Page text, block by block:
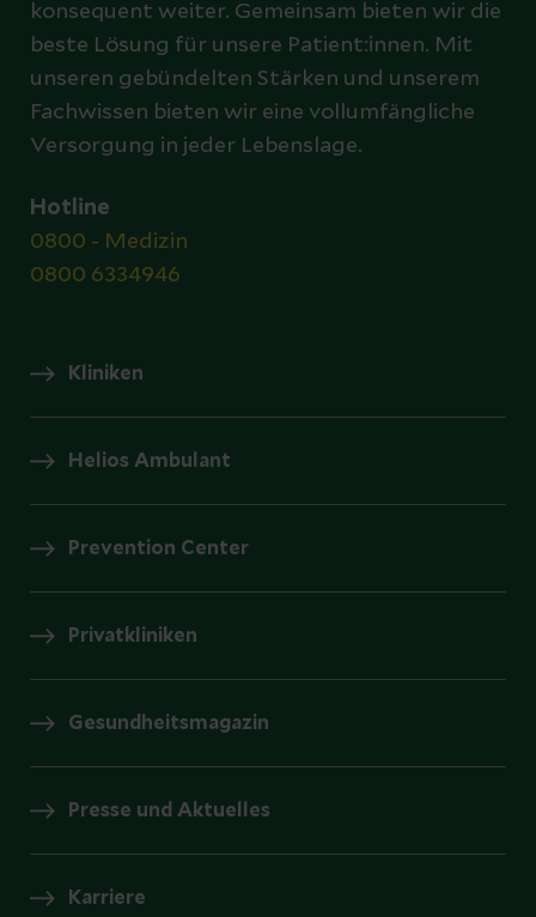
konsequent weiter. Gemeinsam bieten wir die
beste Lösung für unsere Patient:innen. Mit
unseren gebündelten Stärken und unserem
Fachwissen bieten wir eine vollumfängliche
Versorgung in jeder Lebenslage.
Hotline
0800 - Medizin
0800 6334946
Kliniken
Helios Ambulant
Prevention Center
Privatkliniken
Gesundheitsmagazin
Presse und Aktuelles
Karriere